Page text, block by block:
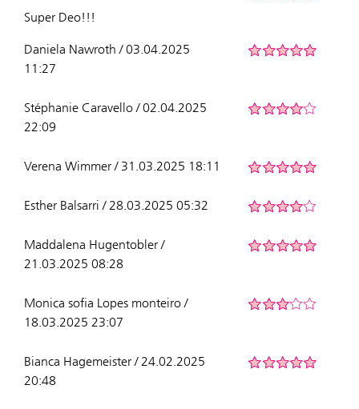
Super Deo!!!
Daniela Nawroth / 03.04.2025
11:27
Stéphanie Caravello / 02.04.2025
22:09
Verena Wimmer / 31.03.2025 18:11
Esther Balsarri / 28.03.2025 05:32
Maddalena Hugentobler /
21.03.2025 08:28
Monica sofia Lopes monteiro /
18.03.2025 23:07
Bianca Hagemeister / 24.02.2025
20:48